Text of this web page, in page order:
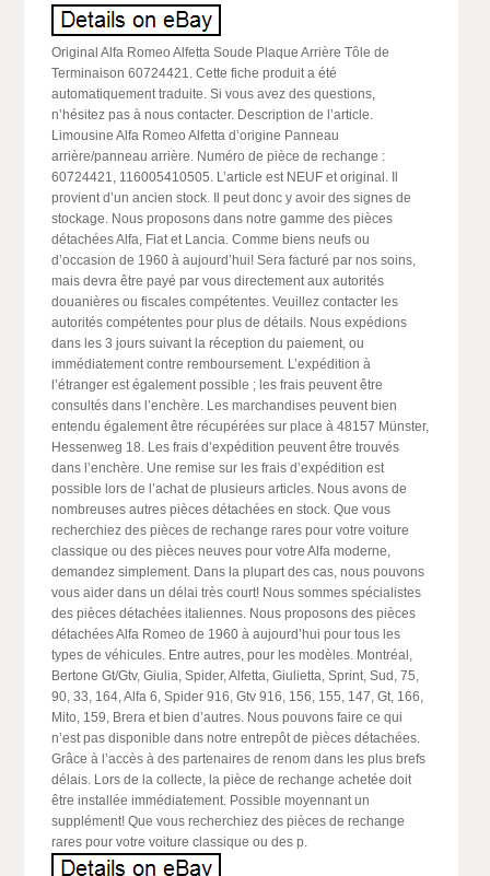
Original Alfa Romeo Alfetta Soude Plaque Arrière Tôle de
Terminaison 60724421. Cette fiche produit a été
automatiquement traduite. Si vous avez des questions,
n’hésitez pas à nous contacter. Description de l’article.
Limousine Alfa Romeo Alfetta d’origine Panneau
arrière/panneau arrière. Numéro de pièce de rechange :
60724421, 116005410505. L’article est NEUF et original. Il
provient d’un ancien stock. Il peut donc y avoir des signes de
stockage. Nous proposons dans notre gamme des pièces
détachées Alfa, Fiat et Lancia. Comme biens neufs ou
d’occasion de 1960 à aujourd’hui! Sera facturé par nos soins,
mais devra être payé par vous directement aux autorités
douanières ou fiscales compétentes. Veuillez contacter les
autorités compétentes pour plus de détails. Nous expédions
dans les 3 jours suivant la réception du paiement, ou
immédiatement contre remboursement. L’expédition à
l’étranger est également possible ; les frais peuvent être
consultés dans l’enchère. Les marchandises peuvent bien
entendu également être récupérées sur place à 48157 Münster,
Hessenweg 18. Les frais d’expédition peuvent être trouvés
dans l’enchère. Une remise sur les frais d’expédition est
possible lors de l’achat de plusieurs articles. Nous avons de
nombreuses autres pièces détachées en stock. Que vous
recherchiez des pièces de rechange rares pour votre voiture
classique ou des pièces neuves pour votre Alfa moderne,
demandez simplement. Dans la plupart des cas, nous pouvons
vous aider dans un délai très court! Nous sommes spécialistes
des pièces détachées italiennes. Nous proposons des pièces
détachées Alfa Romeo de 1960 à aujourd’hui pour tous les
types de véhicules. Entre autres, pour les modèles. Montréal,
Bertone Gt/Gtv, Giulia, Spider, Alfetta, Giulietta, Sprint, Sud, 75,
90, 33, 164, Alfa 6, Spider 916, Gtv 916, 156, 155, 147, Gt, 166,
Mito, 159, Brera et bien d’autres. Nous pouvons faire ce qui
n’est pas disponible dans notre entrepôt de pièces détachées.
Grâce à l’accès à des partenaires de renom dans les plus brefs
délais. Lors de la collecte, la pièce de rechange achetée doit
être installée immédiatement. Possible moyennant un
supplément! Que vous recherchiez des pièces de rechange
rares pour votre voiture classique ou des p.